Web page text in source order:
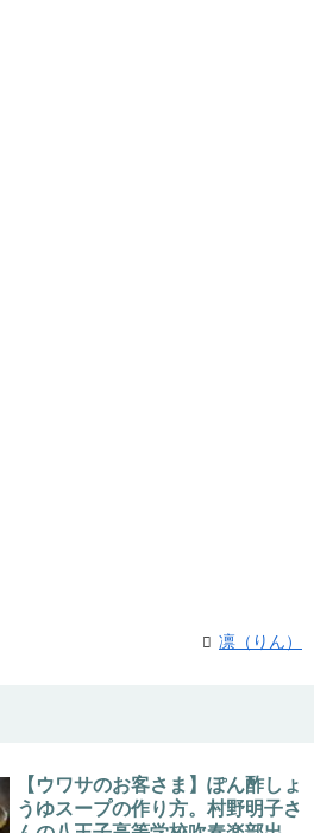
凛（りん）
【ウワサのお客さま】ぽん酢しょ
うゆスープの作り方。村野明子さ